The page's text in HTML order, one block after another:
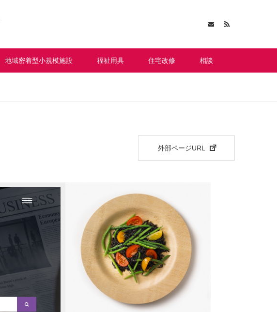
地域密着型小規模施設 福祉用具 住宅改修 相談
外部ページURL